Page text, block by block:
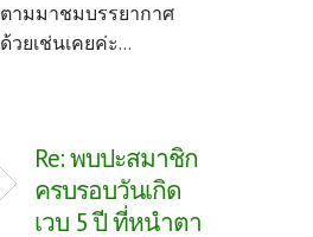
ตามมาชมบรรยากาศ
ด้วยเช่นเคยค่ะ...
Re: พบปะสมาชิก
ครบรอบวันเกิด
เวบ 5 ปี ที่หนำตา